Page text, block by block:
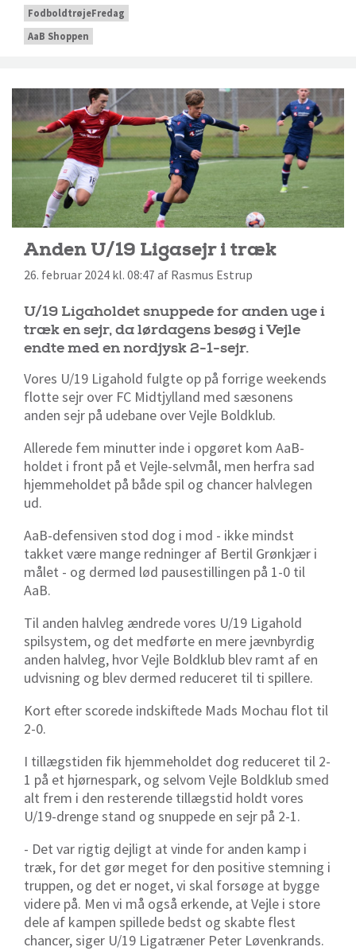
FodboldtrøjeFredag
AaB Shoppen
Anden U/19 Ligasejr i træk
26. februar 2024 kl. 08:47 af Rasmus Estrup
U/19 Ligaholdet snuppede for anden uge i
træk en sejr, da lørdagens besøg i Vejle
endte med en nordjysk 2-1-sejr.
Vores U/19 Ligahold fulgte op på forrige weekends
flotte sejr over FC Midtjylland med sæsonens
anden sejr på udebane over Vejle Boldklub.
Allerede fem minutter inde i opgøret kom AaB-
holdet i front på et Vejle-selvmål, men herfra sad
hjemmeholdet på både spil og chancer halvlegen
ud.
AaB-defensiven stod dog i mod - ikke mindst
takket være mange redninger af Bertil Grønkjær i
målet - og dermed lød pausestillingen på 1-0 til
AaB.
Til anden halvleg ændrede vores U/19 Ligahold
spilsystem, og det medførte en mere jævnbyrdig
anden halvleg, hvorVejle Boldklub blev ramt af en
udvisning og blev dermed reduceret til ti spillere.
Kort efter scorede indskiftede Mads Mochau flot til
2-0.
I tillægstiden fik hjemmeholdet dog reduceret til 2-
1 på et hjørnespark, og selvom Vejle Boldklub smed
alt frem i den resterende tillægstid holdt vores
U/19-drenge stand og snuppede en sejr på 2-1.
- Det var rigtig dejligt at vinde for anden kamp i
træk, for det gør meget for den positive stemning i
truppen, og det er noget, vi skal forsøge at bygge
videre på. Men vi må også erkende, at Vejle i store
dele af kampen spillede bedst og skabte flest
chancer, siger U/19 Ligatræner Peter Løvenkrands.